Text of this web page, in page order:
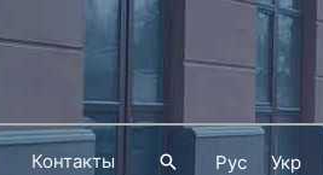
Контакты ПоискРус Укр